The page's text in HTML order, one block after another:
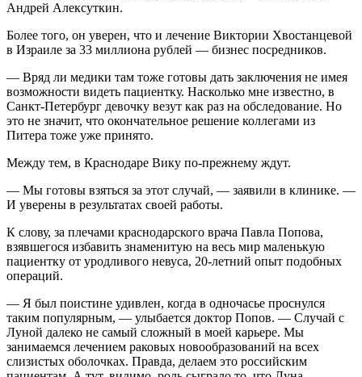
Андрей Алексуткин.
Более того, он уверен, что и лечение Виктории Хвостанцевой
в Израиле за 33 миллиона рублей — бизнес посредников.
— Вряд ли медики там тоже готовы дать заключения не имея
возможности видеть пациентку. Насколько мне известно, в
Санкт-Петербург девочку везут как раз на обследование. Но
это не значит, что окончательное решение коллегами из
Питера тоже уже принято.
Между тем, в Краснодаре Вику по-прежнему ждут.
— Мы готовы взяться за этот случай, — заявили в клинике. —
И уверены в результатах своей работы.
К слову, за плечами краснодарского врача Павла Попова,
взявшегося избавить знаменитую на весь мир маленькую
пациентку от уродливого невуса, 20-летний опыт подобных
операций.
— Я был поистине удивлен, когда в одночасье проснулся
таким популярным, — улыбается доктор Попов. — Случай с
Луной далеко не самый сложный в моей карьере. Мы
занимаемся лечением раковых новообразований на всех
слизистых оболочках. Правда, делаем это российским